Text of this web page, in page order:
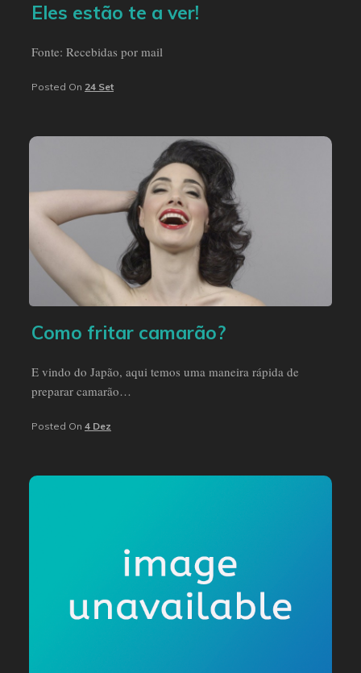
Eles estão te a ver!
Fonte: Recebidas por mail
Posted On 24 Set
Como fritar camarão?
E vindo do Japão, aqui temos uma maneira rápida de
preparar camarão…
Posted On 4 Dez